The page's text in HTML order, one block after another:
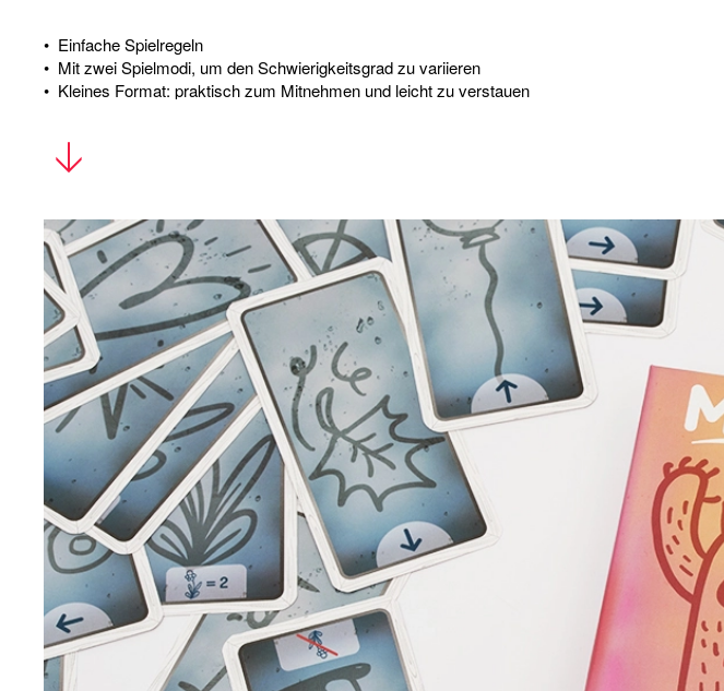
• Einfache Spielregeln
• Mit zwei Spielmodi, um den Schwierigkeitsgrad zu variieren
• Kleines Format: praktisch zum Mitnehmen und leicht zu verstauen